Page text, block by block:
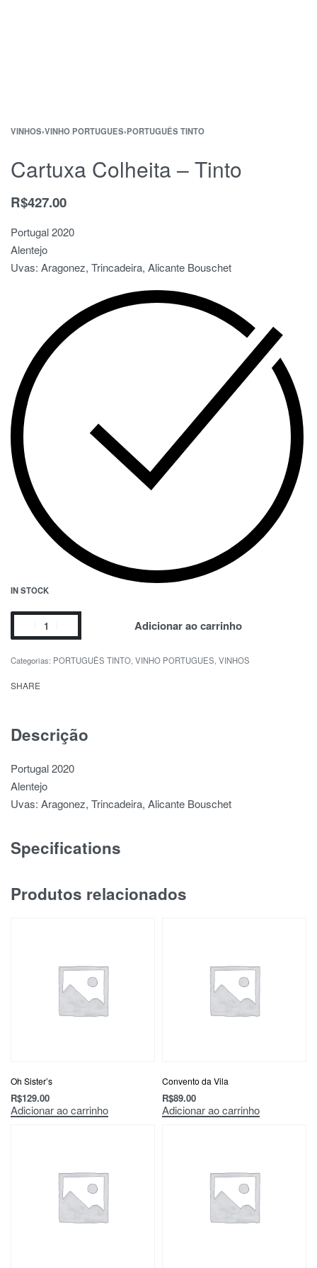
VINHOS›VINHO PORTUGUES›PORTUGUÊS TINTO
Cartuxa Colheita – Tinto
R$427.00
Portugal 2020
Alentejo
Uvas: Aragonez, Trincadeira, Alicante Bouschet
IN STOCK
Adicionar ao carrinho
Categorias: PORTUGUÊS TINTO VINHO PORTUGUES VINHOS
SHARE
Descrição
Portugal 2020
Alentejo
Uvas: Aragonez, Trincadeira, Alicante Bouschet
Specifications
Produtos relacionados
Oh Sister’s
R$129.00
Adicionar ao carrinho
Convento da Vila
R$89.00
Adicionar ao carrinho